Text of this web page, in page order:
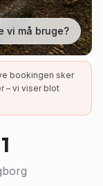
vi må bruge?
bookingen sker
– vi viser blot